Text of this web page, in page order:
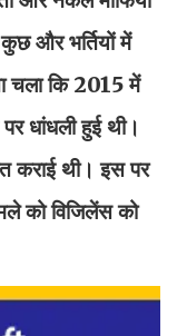
और भर्तियों में
चला कि 2015 में
पर धांधली हुई थी।
कराई थी। इस पर
को विजिलेंस को